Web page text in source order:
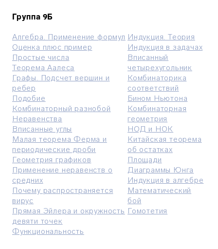
Группа 9Б
Алгебра. Применение формул
Оценка плюc пример
Простые числа
Теорема Aалеса
Графы. Подсчет вершин и
ребер
Подобие
Комбинаторный разнобой
Неравенства
Вписанные углы
Малая теорема Ферма и
периодические дроби
Геометрия графиков
Применение неравенств о
средних
Почему распространяется
вирус
Прямая Эйлера и окружность
девяти точек
Функциональность
Индукция. Теория
Индукция в задачах
Вписанный
четырехугольник
Комбинаторика
соответствий
Бином Ньютона
Комбинаторная
геометрия
НОД и НОК
Китайская теорема
об остатках
Площади
Диаграммы Юнга
Индукция в алгебре
Математический
бой
Гомотетия